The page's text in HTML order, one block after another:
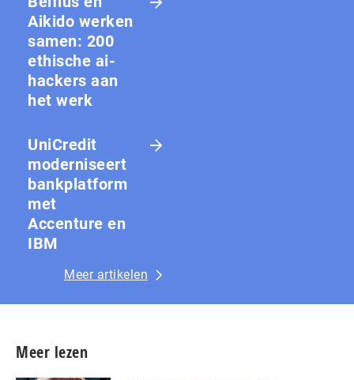
Aikido werken
samen: 200
ethische ai-
hackers aan
het werk
UniCredit
moderniseert
bankplatform
met
Accenture en
IBM
Meer artikelen
Meer lezen